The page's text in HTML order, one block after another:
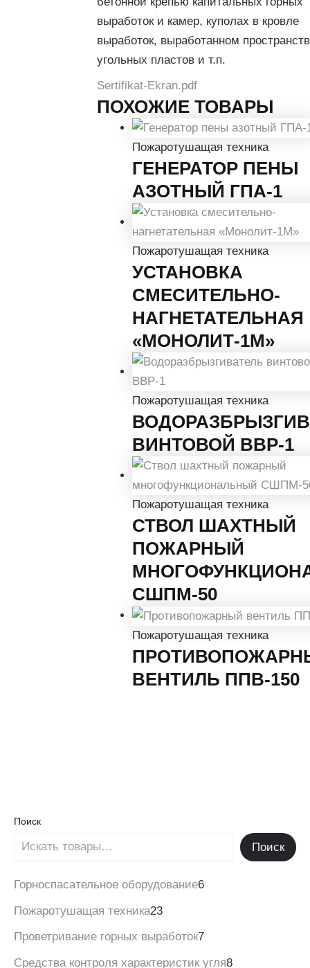
Поиск
Поиск
Горноспасательное оборудование6
Пожаротушащая техника23
Проветривание горных выработок7
Средства контроля характеристик угля8
выработок и камер, куполах в кровле
выработок, выработанном
угольных пластов и т.п.
Sertifikat-Ekran.pdf
ПОХОЖИЕ ТОВАРЫ
Пожаротушащая техника
ГЕНЕРАТОР ПЕНЫ
АЗОТНЫЙ ГПА-1
Пожаротушащая техника
УСТАНОВКА
СМЕСИТЕЛЬНО-
НАГНЕТАТЕЛЬНАЯ
«МОНОЛИТ-1М»
Пожаротушащая техника
ВИНТОВОЙ ВВР-1
Пожаротушащая техника
СТВОЛ ШАХТНЫЙ
ПОЖАРНЫЙ
СШПМ-50
Пожаротушащая техника
ВЕНТИЛЬ ППВ-150